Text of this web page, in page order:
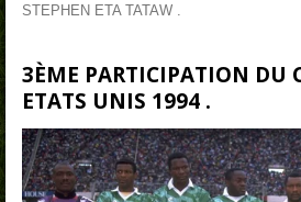
STEPHEN ETA TATAW .
3ÈME PARTICIPATION DU
ETATS UNIS 1994 .